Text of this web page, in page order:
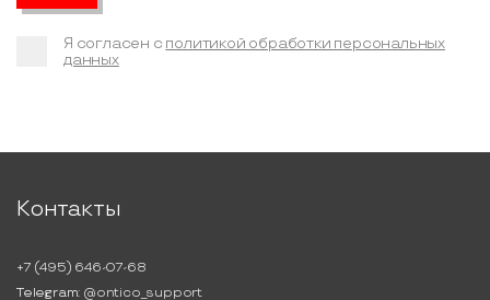
Я согласен с политикой обработки персональных
данных
Контакты
+7 (495) 646-07-68
Telegram: @ontico_support